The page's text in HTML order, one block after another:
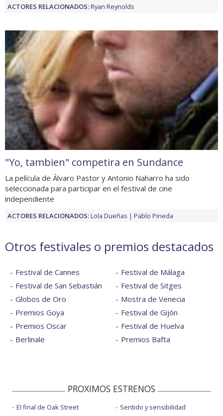
ACTORES RELACIONADOS:Ryan Reynolds
"Yo, tambien" competira en Sundance
La película de Álvaro Pastor y Antonio Naharro ha sido
seleccionada para participar en el festival de cine
independiente
ACTORES RELACIONADOS:Lola Dueñas Pablo Pineda
Otros festivales o premios destacados
Festival de Cannes
Festival de San Sebastián
Globos de Oro
Premios Goya
Premios Oscar
Berlinale
Festival de Málaga
Festival de Sitges
Mostra de Venecia
Festival de Gijón
Festival de Huelva
Premios Bafta
PROXIMOS ESTRENOS
El final de Oak Street
Sentido y sensibilidad